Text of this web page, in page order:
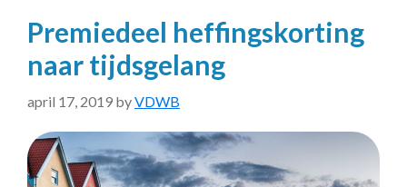
Premiedeel heffingskorting
naar tijdsgelang
april 17, 2019 byVDWB